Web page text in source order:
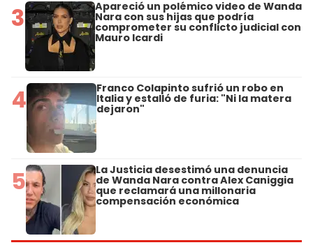
3 Apareció un polémico video de Wanda
Nara con sus hijas que podría
comprometer su conflicto judicial con
Mauro Icardi
4 Franco Colapinto sufrió un robo en
Italia y estalló de furia: "Ni la matera
dejaron"
5 La Justicia desestimó una denuncia
de Wanda Nara contra Alex Caniggia
que reclamará una millonaria
compensación económica